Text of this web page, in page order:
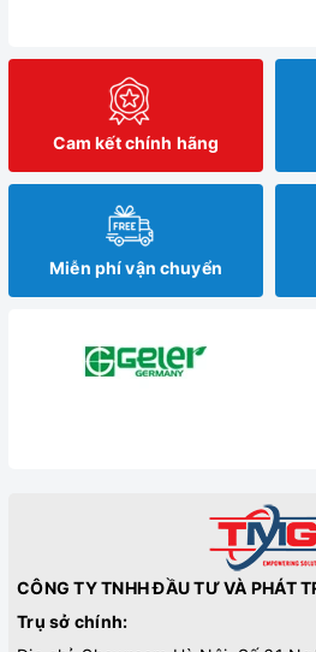
Cam kết chính hãng
Miễn phí vận chuyển
CÔNG TY TNHH ĐẦU TƯ VÀ PHÁT
Trụ sở chính: